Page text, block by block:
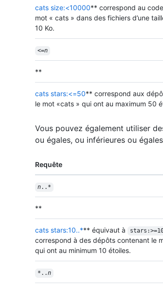
cats size:<10000** correspond au
mot « cats » dans des fichiers d’une
10 Ko.
<=n
**
cats stars:<=50** correspond aux
le mot «cats » qui ont au maximum 50
Vous pouvez également utiliser
ou égales, ou inférieures ou
Requête
n..*
**
cats stars:10..*** équivaut à
correspond à des dépôts contenant le
qui ont au minimum 10 étoiles.
*..n